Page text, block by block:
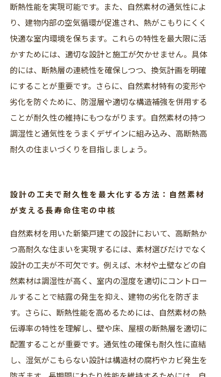
断熱性能を実現可能です。また、自然素材の通気性によ
り、建物内部の空気循環が促進され、熱がこもりにくく
快適な室内環境を保ちます。これらの特性を最大限に活
かすためには、適切な設計と施工が欠かせません。具体
的には、断熱層の連続性を確保しつつ、換気計画を明確
にすることが重要です。さらに、自然素材特有の変形や
劣化を防ぐために、防湿層や適切な構造補強を併用する
ことが耐久性の維持にもつながります。自然素材の持つ
調湿性と通気性をうまくデザインに組み込み、高断熱高
耐久の住まいづくりを目指しましょう。
設計の工夫で耐久性を最大化する方法：自然素材
が支える長寿命住宅の中核
自然素材を用いた新築戸建ての設計において、高断熱か
つ高耐久な住まいを実現するには、素材選びだけでなく
設計の工夫が不可欠です。例えば、木材や土壁などの自
然素材は調湿性が高く、室内の湿度を適切にコントロー
ルすることで結露の発生を抑え、建物の劣化を防ぎま
す。さらに、断熱性能を高めるためには、自然素材の熱
伝導率の特性を理解し、壁や床、屋根の断熱層を適切に
配置することが重要です。通気性の確保も耐久性に直結
し、湿気がこもらない設計は構造材の腐朽やカビ発生を